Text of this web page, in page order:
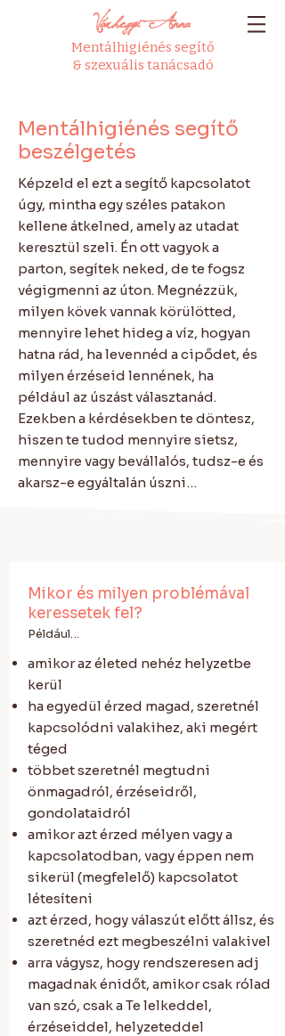
Várhegyi Anna
Mentálhigiénés segítő
& szexuális tanácsadó
Mentálhigiénés segítő
beszélgetés
Képzeld el ezt a segítő kapcsolatot
úgy, mintha egy széles patakon
kellene átkelned, amely az utadat
keresztül szeli. Én ott vagyok a
parton, segítek neked, de te fogsz
végigmenni az úton. Megnézzük,
milyen kövek vannak körülötted,
mennyire lehet hideg a víz, hogyan
hatna rád, ha levennéd a cipődet, és
milyen érzéseid lennének, ha
például az úszást választanád.
Ezekben a kérdésekben te döntesz,
hiszen te tudod mennyire sietsz,
mennyire vagy bevállalós, tudsz-e és
akarsz-e egyáltalán úszni…
Mikor és milyen problémával
keressetek fel?
Például...
amikor az életed nehéz helyzetbe
kerül
ha egyedül érzed magad, szeretnél
kapcsolódni valakihez, aki megért
téged
többet szeretnél megtudni
önmagadról, érzéseidről,
gondolataidról
amikor azt érzed mélyen vagy a
kapcsolatodban, vagy éppen nem
sikerül (megfelelő) kapcsolatot
létesíteni
azt érzed, hogy válaszút előtt állsz, és
szeretnéd ezt megbeszélni valakivel
arra vágysz, hogy rendszeresen adj
magadnak énidőt, amikor csak rólad
van szó, csak a Te lelkeddel,
érzéseiddel, helyzeteddel